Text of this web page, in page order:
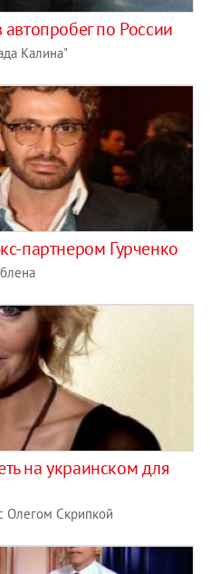
по России
Калина"
партнером Гурченко
на украинском для
Олегом Скрипкой